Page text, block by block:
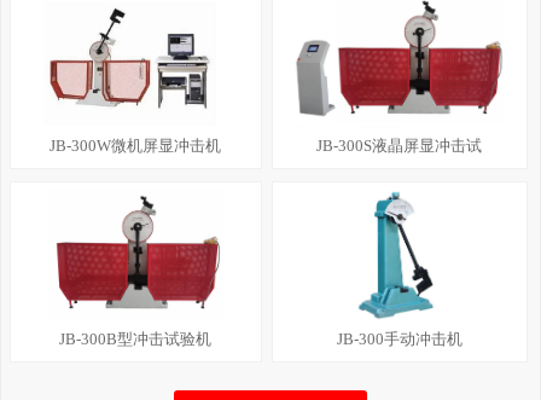
JB-300W微机屏显冲击机 JB-300S液晶屏显冲击试
JB-300B型冲击试验机 JB-300手动冲击机